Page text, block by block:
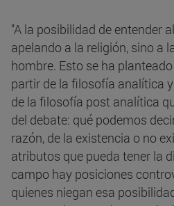
"A la posibilidad de entender
apelando a la religión, sino a
hombre. Esto se ha
partir de la filosofía analítica
de la filosofía post analítica
del debate: qué podemos
razón, de la existencia o no
atributos que pueda tener la
campo hay posiciones
quienes niegan esa